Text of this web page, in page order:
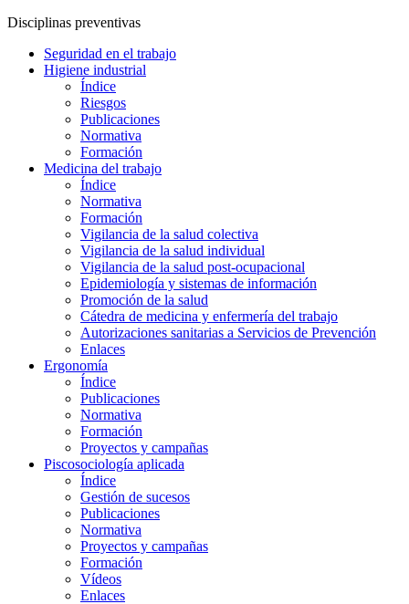
Disciplinas preventivas
Seguridad en el trabajo
Higiene industrial
Índice
Riesgos
Publicaciones
Normativa
Formación
Medicina del trabajo
Índice
Normativa
Formación
Vigilancia de la salud colectiva
Vigilancia de la salud individual
Vigilancia de la salud post-ocupacional
Epidemiología y sistemas de información
Promoción de la salud
Cátedra de medicina y enfermería del trabajo
Autorizaciones sanitarias a Servicios de Prevención
Enlaces
Ergonomía
Índice
Publicaciones
Normativa
Formación
Proyectos y campañas
Piscosociología aplicada
Índice
Gestión de sucesos
Publicaciones
Normativa
Proyectos y campañas
Formación
Vídeos
Enlaces